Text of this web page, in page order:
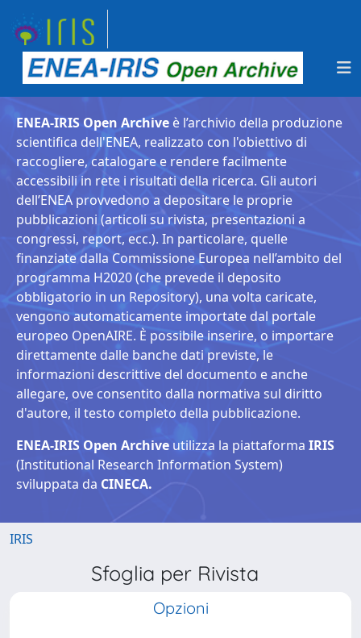
ENEA-IRIS Open Archive è l’archivio della produzione
scientifica dell'ENEA, realizzato con l'obiettivo di
raccogliere, catalogare e rendere facilmente
accessibili in rete i risultati della ricerca. Gli autori
dell’ENEA provvedono a depositare le proprie
pubblicazioni (articoli su rivista, presentazioni a
congressi, report, ecc.). In particolare, quelle
finanziate dalla Commissione Europea nell’ambito del
programma H2020 (che prevede il deposito
obbligatorio in un Repository), una volta caricate,
vengono automaticamente importate dal portale
europeo OpenAIRE. È possibile inserire, o importare
direttamente dalle banche dati previste, le
informazioni descrittive del documento e anche
allegare, ove consentito dalla normativa sul diritto
d'autore, il testo completo della pubblicazione.
ENEA-IRIS Open Archive utilizza la piattaforma IRIS
(Institutional Research Information System)
sviluppata da CINECA.
IRIS
Sfoglia per Rivista
Opzioni